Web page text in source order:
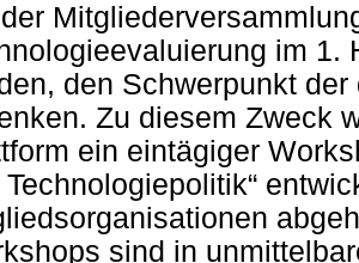
im 1.
den Schwerpunkt
Zu diesem Zweck
ein eintägiger
Technologiepolitik“
sind in